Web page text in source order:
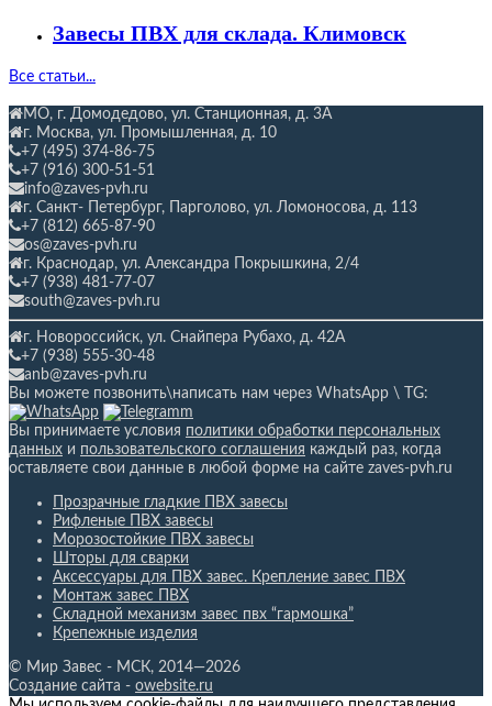
Завесы ПВХ для склада. Климовск
Все статьи...
МО, г. Домодедово, ул. Станционная, д. 3А
г. Москва, ул. Промышленная, д. 10
+7 (495) 374-86-75
+7 (916) 300-51-51
info@zaves-pvh.ru
г. Санкт- Петербург, Парголово, ул. Ломоносова, д. 113
+7 (812) 665-87-90
os@zaves-pvh.ru
г. Краснодар, ул. Александра Покрышкина, 2/4
+7 (938) 481-77-07
south@zaves-pvh.ru
г. Новороссийск, ул. Снайпера Рубахо, д. 42А
+7 (938) 555-30-48
anb@zaves-pvh.ru
Вы можете позвонить\написать нам через WhatsApp \ TG:
Вы принимаете условия политики обработки персональных
данных и пользовательского соглашения каждый раз, когда
оставляете свои данные в любой форме на сайте zaves-pvh.ru
Прозрачные гладкие ПВХ завесы
Рифленые ПВХ завесы
Морозостойкие ПВХ завесы
Шторы для сварки
Аксессуары для ПВХ завес. Крепление завес ПВХ
Монтаж завес ПВХ
Складной механизм завес пвх “гармошка”
Крепежные изделия
© Мир Завес - МСК, 2014—2026
Создание сайта - owebsite.ru